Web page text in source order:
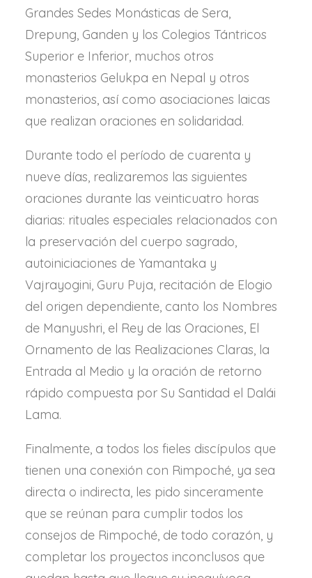
Grandes Sedes Monásticas de Sera,
Drepung, Ganden y los Colegios Tántricos
Superior e Inferior, muchos otros
monasterios Gelukpa en Nepal y otros
monasterios, así como asociaciones laicas
que realizan oraciones en solidaridad.
Durante todo el período de cuarenta y
nueve días, realizaremos las siguientes
oraciones durante las veinticuatro horas
diarias: rituales especiales relacionados con
la preservación del cuerpo sagrado,
autoiniciaciones de Yamantaka y
Vajrayogini, Guru Puja, recitación de Elogio
del origen dependiente, canto los Nombres
de Manyushri, el Rey de las Oraciones, El
Ornamento de las Realizaciones Claras, la
Entrada al Medio y la oración de retorno
rápido compuesta por Su Santidad el Dalái
Lama.
Finalmente, a todos los fieles discípulos que
tienen una conexión con Rimpoché, ya sea
directa o indirecta, les pido sinceramente
que se reúnan para cumplir todos los
consejos de Rimpoché, de todo corazón, y
completar los proyectos inconclusos que